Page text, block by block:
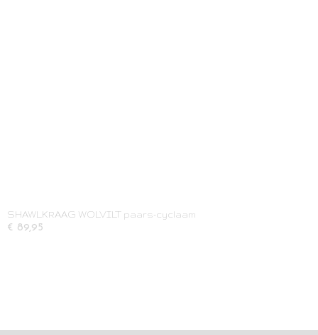
SHAWLKRAAG WOLVILT paars-cyclaam
€ 89,95